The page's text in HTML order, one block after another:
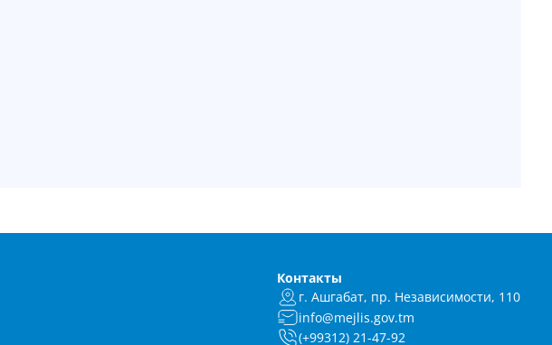
Контакты
г. Ашгабат, пр. Независимости, 110
info@mejlis.gov.tm
(+99312) 21-47-92